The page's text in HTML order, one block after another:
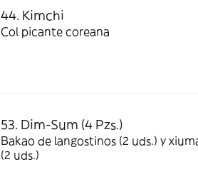
44. Kimchi
Col picante coreana
53. Dim-Sum (4 Pzs.)
Bakao de langostinos (2 uds.) y
(2 uds.)